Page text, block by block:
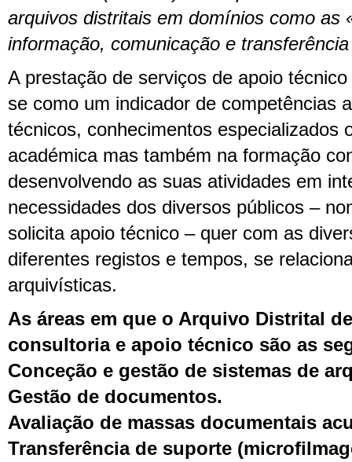
arquivos distritais em domínios como as
informação, comunicação e
A prestação de serviços de apoio
se como um indicador de competências
técnicos, conhecimentos especializados
académica mas também na formação
desenvolvendo as suas atividades em
necessidades dos diversos públicos –
solicita apoio técnico – quer com as
diferentes registos e tempos, se
arquivísticas.
As áreas em que o Arquivo Distrital
consultoria e apoio técnico são as
Conceção e gestão de sistemas de
Gestão de documentos.
Avaliação de massas documentais
Transferência de suporte